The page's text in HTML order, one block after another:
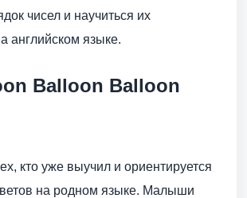
чисел и научиться их
английском языке.
Balloon Balloon
кто уже выучил и ориентируется
на родном языке. Малыши